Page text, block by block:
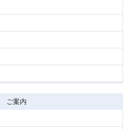
ご案内